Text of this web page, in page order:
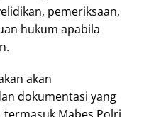
pemeriksaan,
hukum apabila
akan
dokumentasi yang